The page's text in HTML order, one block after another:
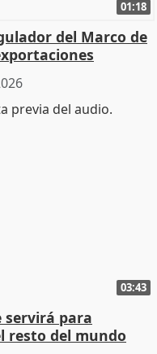
01:18
del Marco de
03:43
servirá para
resto del mundo